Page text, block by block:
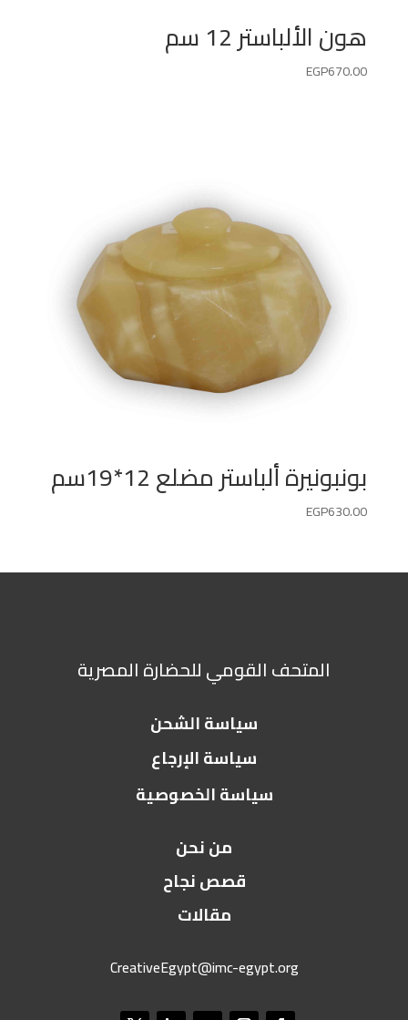
هون الألباستر 12 سم
EGP670.00
بونبونيرة ألباستر مضلع 12*19سم
EGP630.00
المتحف القومي للحضارة المصرية
سياسة الشحن
سياسة الإرجاع
سياسة الخصوصية
من نحن
قصص نجاح
مقالات
CreativeEgypt@imc-egypt.org